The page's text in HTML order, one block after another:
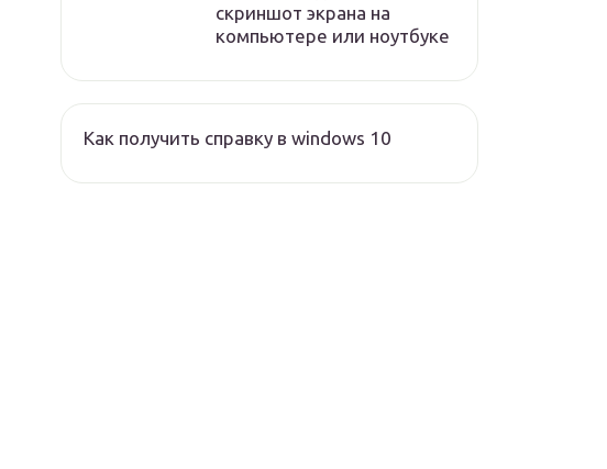
скриншот экрана на
компьютере или ноутбуке
Как получить справку в windows 10